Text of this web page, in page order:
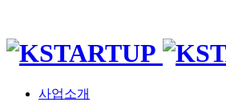
사업소개